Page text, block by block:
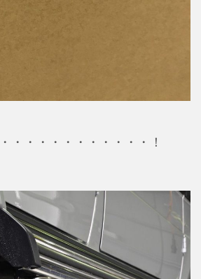
・・・・・・・・・・・！